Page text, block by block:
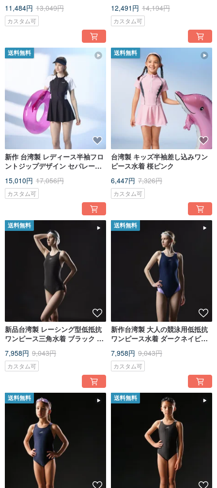
コントラスト
11,484円 13,049円
カスタム可
12,491円 14,194円
カスタム可
送料無料
新作 台湾製 レディース半袖フロ
ントジップデザイン セパレート
識別度
15,010円 17,056円
カスタム可
送料無料
台湾製 キッズ半袖差し込みワン
ピース水着 桜ピンク
6,447円 7,326円
カスタム可
送料無料
新品台湾製 レーシング型低抵抗
ワンピース三角水着 ブラック ミ
7,958円 9,043円
カスタム可
送料無料
新作台湾製 大人の競泳用低抵抗
ワンピース水着 ダークネイビー
7,958円 9,043円
カスタム可
送料無料 送料無料